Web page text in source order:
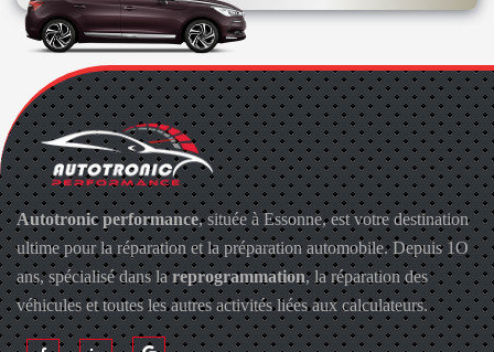
Autotronic performance, située à Essonne, est votre destination
ultime pour la réparation et la préparation automobile. Depuis 1O
ans, spécialisé dans lareprogrammation, la réparation des
véhicules et toutes les autres activités liées aux calculateurs.